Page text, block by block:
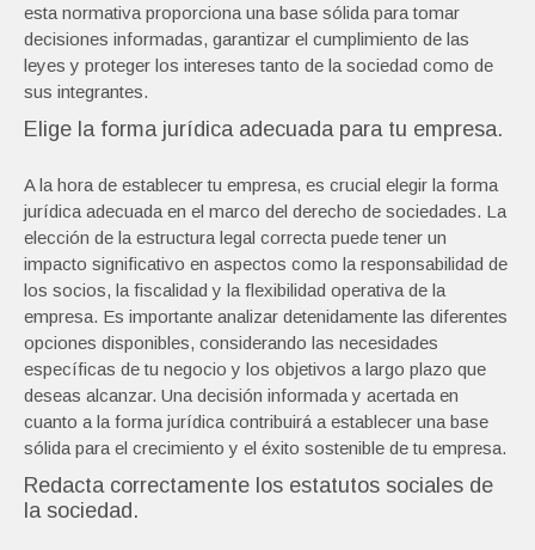
esta normativa proporciona una base sólida para tomar
decisiones informadas, garantizar el cumplimiento de las
leyes y proteger los intereses tanto de la sociedad como de
sus integrantes.
Elige la forma jurídica adecuada para tu empresa.
A la hora de establecer tu empresa, es crucial elegir la forma
jurídica adecuada en el marco del derecho de sociedades. La
elección de la estructura legal correcta puede tener un
impacto significativo en aspectos como la responsabilidad de
los socios, la fiscalidad y la flexibilidad operativa de la
empresa. Es importante analizar detenidamente las diferentes
opciones disponibles, considerando las necesidades
específicas de tu negocio y los objetivos a largo plazo que
deseas alcanzar. Una decisión informada y acertada en
cuanto a la forma jurídica contribuirá a establecer una base
sólida para el crecimiento y el éxito sostenible de tu empresa.
Redacta correctamente los estatutos sociales de
la sociedad.